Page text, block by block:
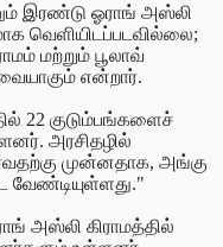
இரண்டு ஓராங் அஸ்லி
வெளியிடப்படவில்லை;
மற்றும் பூலாவ்
என்றார்.
22 குடும்பங்களைச்
அரசிதழில்
முன்னதாக, அங்கு
அஸ்லி கிராமத்தில்